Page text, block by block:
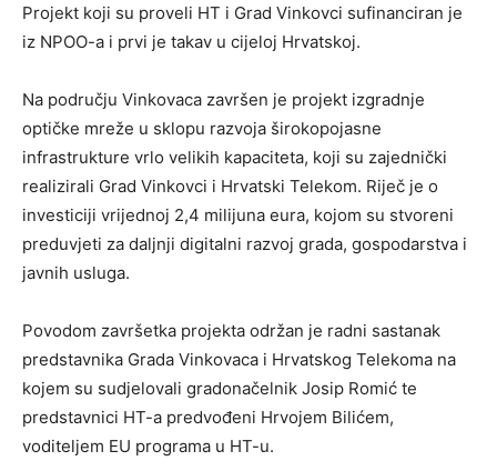
Projekt koji su proveli HT i Grad Vinkovci sufinanciran je
iz NPOO-a i prvi je takav u cijeloj Hrvatskoj.
Na području Vinkovaca završen je projekt izgradnje
optičke mreže u sklopu razvoja širokopojasne
infrastrukture vrlo velikih kapaciteta, koji su zajednički
realizirali Grad Vinkovci i Hrvatski Telekom. Riječ je o
investiciji vrijednoj 2,4 milijuna eura, kojom su stvoreni
preduvjeti za daljnji digitalni razvoj grada, gospodarstva i
javnih usluga.
Povodom završetka projekta održan je radni sastanak
predstavnika Grada Vinkovaca i Hrvatskog Telekoma na
kojem su sudjelovali gradonačelnik Josip Romić te
predstavnici HT-a predvođeni Hrvojem Bilićem,
voditeljem EU programa u HT-u.